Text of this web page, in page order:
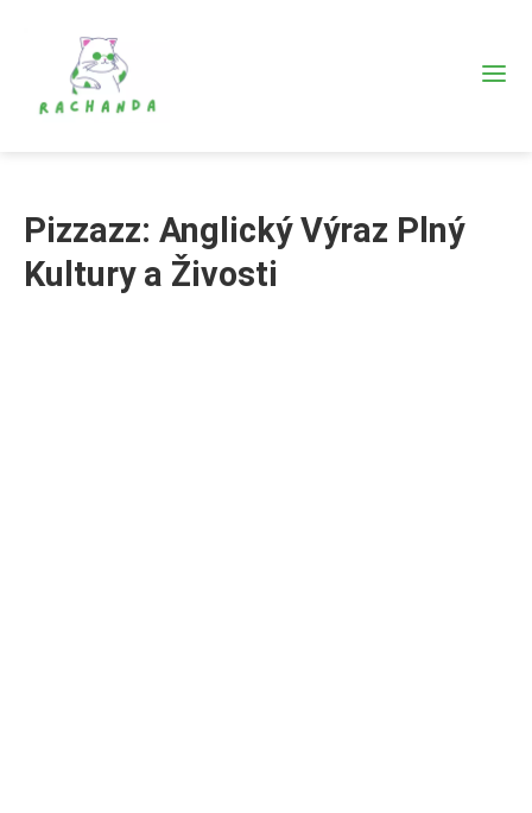
Pizzazz: Anglický Výraz Plný
Kultury a Živosti